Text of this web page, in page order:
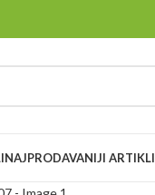
NAJPRODAVANIJI ARTIKLI